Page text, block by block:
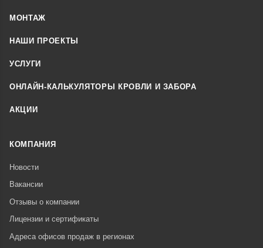
МОНТАЖ
НАШИ ПРОЕКТЫ
УСЛУГИ
ОНЛАЙН-КАЛЬКУЛЯТОРЫ КРОВЛИ И ЗАБОРА
АКЦИИ
КОМПАНИЯ
Новости
Вакансии
Отзывы о компании
Лицензии и сертификаты
Адреса офисов продаж в регионах